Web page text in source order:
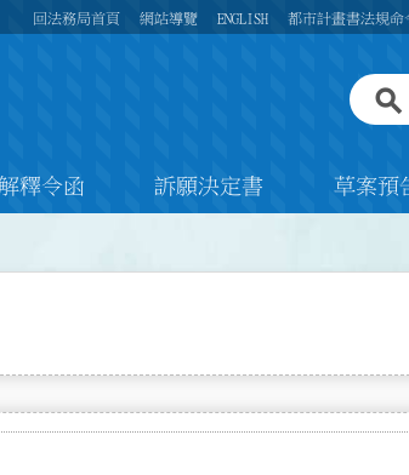
回法務局首頁 網站導覽 ENGLISH 都市計畫書法規命
釋令函 訴願決定書 草案預